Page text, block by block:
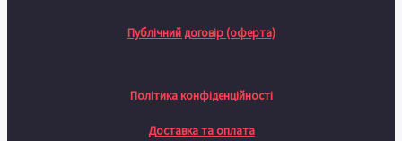
Публічний договір (оферта)
Політика конфіденційності
Доставка та оплата